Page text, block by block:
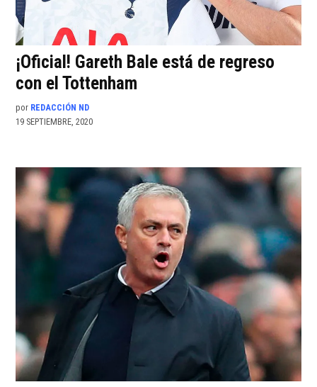
¡Oficial! Gareth Bale está de regreso
con el Tottenham
por REDACCIÓN ND
19 SEPTIEMBRE, 2020